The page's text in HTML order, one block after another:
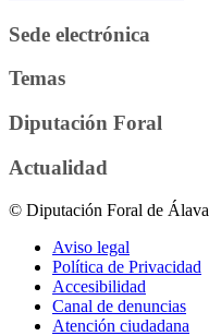
Sede electrónica
Temas
Diputación Foral
Actualidad
© Diputación Foral de Álava
Aviso legal
Política de Privacidad
Accesibilidad
Canal de denuncias
Atención ciudadana